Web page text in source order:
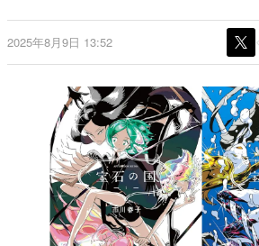
一先生によるゲーム業界レポー
なんでゲームは面白い？
具体的な形から解き明かしてい
です。
ゲームが変えた日本語
「経験値」「裏技」「ラスボス
の起源や用法の変遷を、コンピ
イニーP氏が徹底調査。
カテゴリ
2025年8月9日 13:52